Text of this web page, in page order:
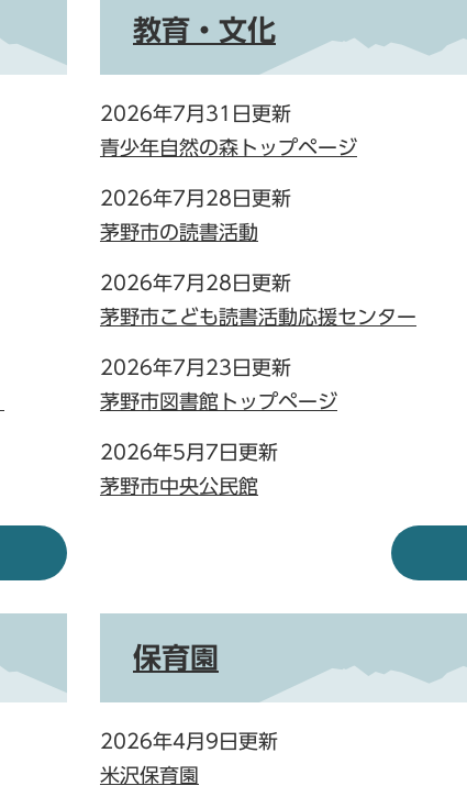
教育・文化
2026年7月31日更新
青少年自然の森トップページ
2026年7月28日更新
茅野市の読書活動
2026年7月28日更新
茅野市こども読書活動応援センター
2026年7月23日更新
茅野市図書館トップページ
2026年5月7日更新
茅野市中央公民館
保育園
2026年4月9日更新
米沢保育園